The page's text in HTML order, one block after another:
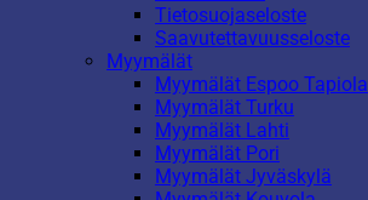
Tietosuojaseloste
Saavutettavuusseloste
Myymälät
Myymälät Espoo Tapiola
Myymälät Turku
Myymälät Lahti
Myymälät Pori
Myymälät Jyväskylä